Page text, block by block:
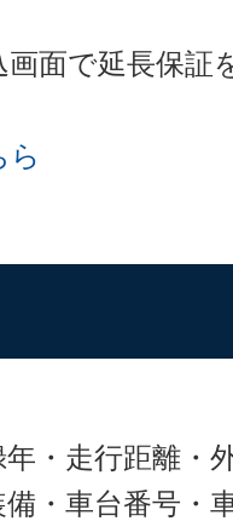
面で延長保証
ら
・走行距離・
・車台番号・